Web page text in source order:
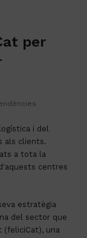
per
i del
als clients.
a tota la
centres
del sector que
(feliciCat), una